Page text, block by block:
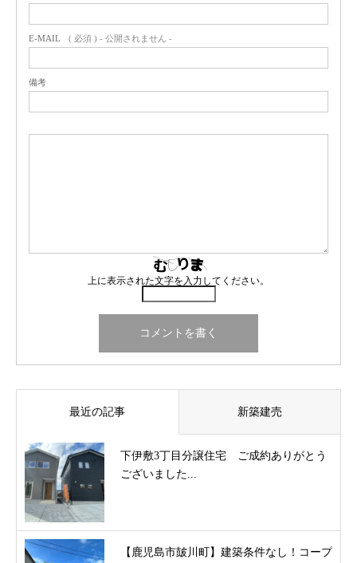
E-MAIL ( 必須 ) - 公開されません -
備考
上に表示された文字を入力してください。
最近の記事 新築建売
下伊敷3丁目分譲住宅 ご成約ありがとう
ございました...
【鹿児島市皷川町】建築条件なし！コープ